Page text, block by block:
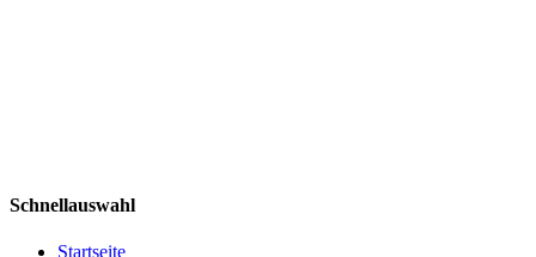
Schnellauswahl
Startseite